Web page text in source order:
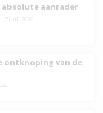
aanrader
25 juli 2026
ontknoping van de